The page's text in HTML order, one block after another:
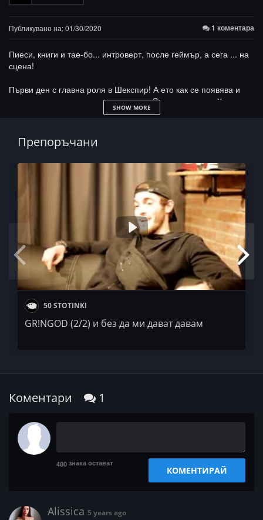
Публикувано на: 01/30/2020 1 коментара
Пиеси, книги и тае-бо... интроверт, после геймър, а сега ... на
сцена!
Първи ден с главна роля в Шекспир! А ето как се появява и
музиката в живота му... срещата със Sezy е ключова. Контеста
на 5 o’clock също. Появява се и Siimbad. Отношението на
края на лятото...
SHOW MORE
Препоръчани
50 STOTINKI
GR!NGOD (2/2) и без да ми дават давам
Коментари 1
480 знака остават
КОМЕНТИРАЙ
Alissica 5 years ago